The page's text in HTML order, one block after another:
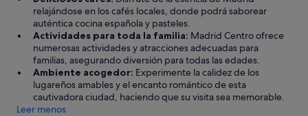
relajándose en los cafés locales, donde podrá saborear
auténtica cocina española y pasteles.
Actividades para toda la familia: Madrid Centro ofrece
numerosas actividades y atracciones adecuadas para
familias, asegurando diversión para todas las edades.
Ambiente acogedor: Experimente la calidez de los
lugareños amables y el encanto romántico de esta
cautivadora ciudad, haciendo que su visita sea memorable.
Leer menos